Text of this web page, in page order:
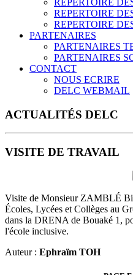
REPERTOIRE
REPERTOIRE
PARTENAIRES
PARTENAIRES
PARTENAIRES
CONTACT
NOUS ECRIRE
DELC WEBMAIL
ACTUALITÉS DELC
VISITE DE TRAVAIL
Visite de Monsieur ZAMBLÉ
Écoles, Lycées et Collèges au
dans la DRENA de Bouaké 1,
l'école inclusive.
Auteur : Ephraïm TOH